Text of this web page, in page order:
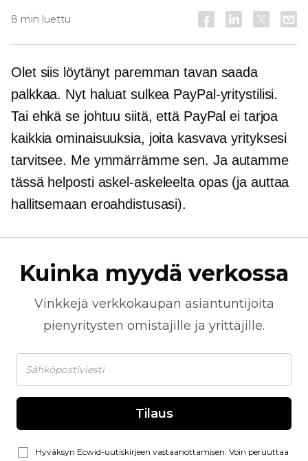
8 min luettu
Olet siis löytänyt paremman tavan saada
palkkaa. Nyt haluat sulkea PayPal-yritystilisi.
Tai ehkä se johtuu siitä, että PayPal ei tarjoa
kaikkia ominaisuuksia, joita kasvava yrityksesi
tarvitsee. Me ymmärrämme sen. Ja autamme
tässä helposti askel-askeleeltaopas (ja auttaa
hallitsemaan eroahdistusasi).
Kuinka myydä verkossa
Vinkkejä verkkokaupan asiantuntijoita
pienyritysten omistajille ja yrittäjille.
Tilaus
Hyväksyn Ecwid-uutiskirjeen vastaanottamisen. Voin peruuttaa